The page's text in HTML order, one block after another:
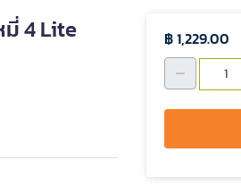
มี่ 4 Lite
฿ 1,229.00